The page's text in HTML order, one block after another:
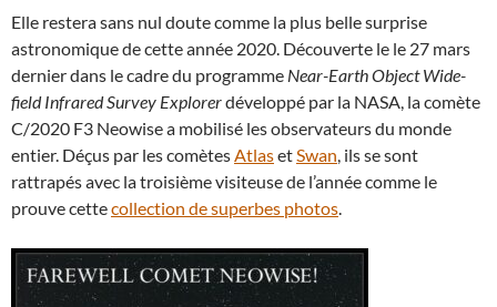
Elle restera sans nul doute comme la plus belle surprise
astronomique de cette année 2020. Découverte le le 27 mars
dernier dans le cadre du programme Near-Earth Object Wide-
field Infrared Survey Explorerdéveloppé par la NASA, la comète
C/2020 F3 Neowise a mobilisé les observateurs du monde
entier. Déçus par les comètesAtlasetSwan, ils se sont
rattrapés avec la troisième visiteuse de l’année comme le
prouve cettecollection de superbes photos.